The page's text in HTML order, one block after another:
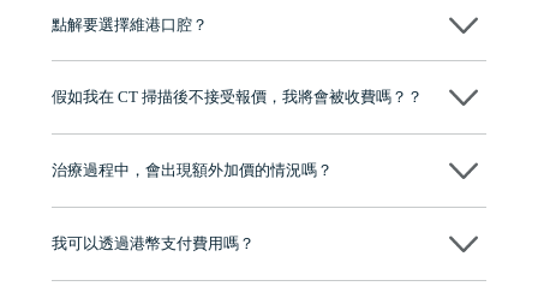
點解要選擇維港口腔？
維港口腔踐行「醫道濟世」的大學校訓，各分院匯聚來自香港、內地的
牌」、「2025香港企業領袖品牌」，是諾貝爾種植系統全球放心植牙中
至今已服務超過三十個國家和地區的顧客，受到粵港澳大灣區及周邊城
市市民極高的口碑評價及信任推薦 珠海、深圳設有八大分院，香港亦設
有咨詢及服務保障中心，有任何問題都可以隨時預約免費咨詢，讓人十
假如我在 CT 掃描後不接受報價，我將會被收費嗎？？
治療過程中，會出現額外加價的情況嗎？
我可以透過港幣支付費用嗎？